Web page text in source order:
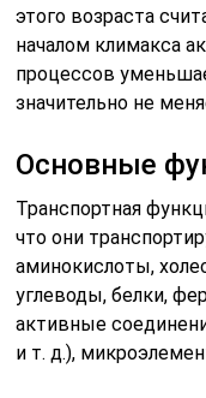
этого возраста
началом климакса
процессов
значительно не
Основные
Транспортная
что они
аминокислоты,
углеводы, белки,
активные
и т. д.),